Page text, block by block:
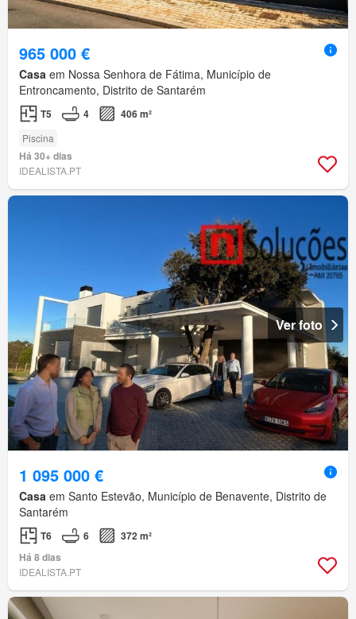
965 000 €
Casa em Nossa Senhora de Fátima, Município de
Entroncamento, Distrito de Santarém
T5 4 406 m²
Piscina
Há 30+ dias
IDEALISTA.PT
Ver foto
1 095 000 €
Casa em Santo Estevão, Município de Benavente, Distrito de
Santarém
T6 6
372 m²
Há 8 dias
IDEALISTA.PT